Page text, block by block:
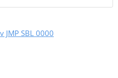
JMP SBL 0000